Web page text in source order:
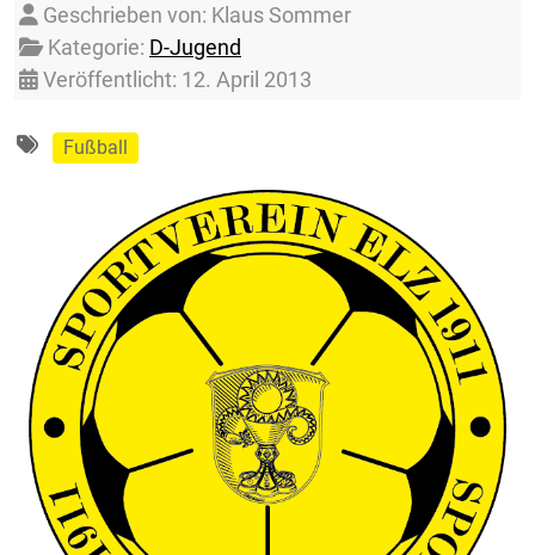
Details
Geschrieben von: Klaus Sommer
Kategorie: D-Jugend
Veröffentlicht: 12. April 2013
Fußball